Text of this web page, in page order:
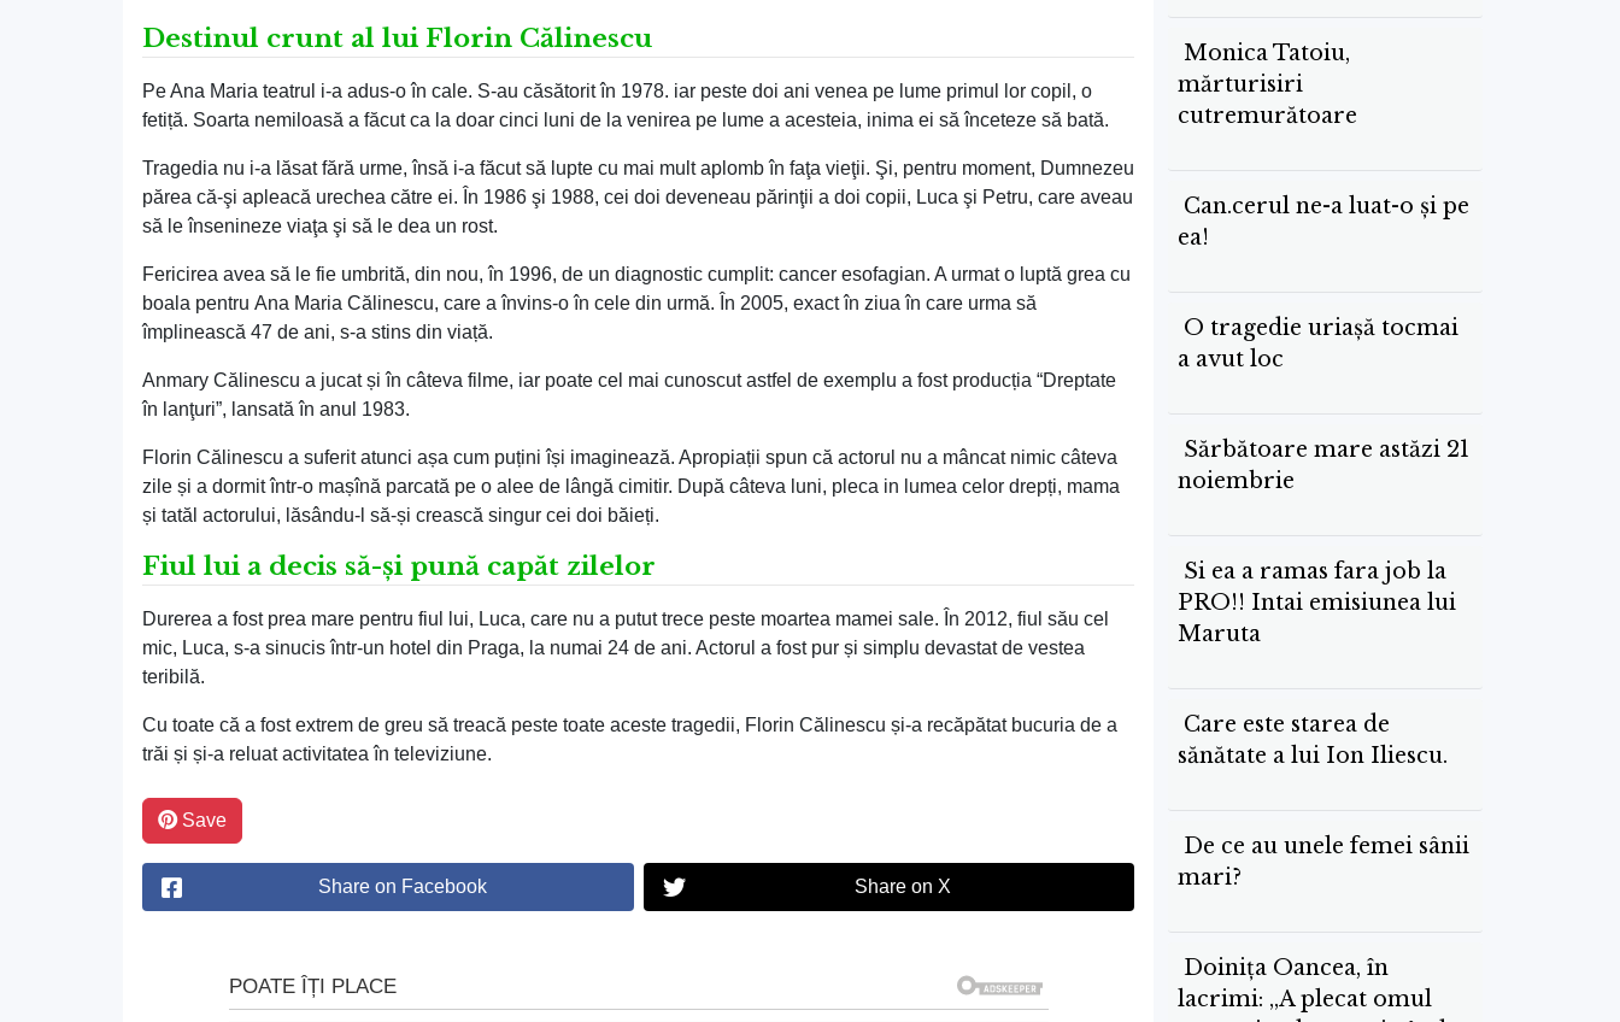
Destinul crunt al lui Florin Călinescu
Pe Ana Maria teatrul i-a adus-o în cale. S-au căsătorit în 1978. iar peste doi ani venea pe lume primul lor copil, o
fetiță. Soarta nemiloasă a făcut ca la doar cinci luni de la venirea pe lume a acesteia, inima ei să înceteze să bată.
Tragedia nu i-a lăsat fără urme, însă i-a făcut să lupte cu mai mult aplomb în faţa vieţii. Şi, pentru moment, Dumnezeu
părea că-şi apleacă urechea către ei. În 1986 şi 1988, cei doi deveneau părinţii a doi copii, Luca şi Petru, care aveau
să le însenineze viaţa şi să le dea un rost.
Fericirea avea să le fie umbrită, din nou, în 1996, de un diagnostic cumplit: cancer esofagian. A urmat o luptă grea cu
boala pentru Ana Maria Călinescu, care a învins-o în cele din urmă. În 2005, exact în ziua în care urma să
împlinească 47 de ani, s-a stins din viață.
Anmary Călinescu a jucat și în câteva filme, iar poate cel mai cunoscut astfel de exemplu a fost producția “Dreptate
în lanţuri”, lansată în anul 1983.
Florin Călinescu a suferit atunci așa cum puțini își imaginează. Apropiații spun că actorul nu a mâncat nimic câteva
zile și a dormit într-o mașînă parcată pe o alee de lângă cimitir. După câteva luni, pleca in lumea celor drepți, mama
și tatăl actorului, lăsându-l să-și crească singur cei doi băieți.
Fiul lui a decis să-și pună capăt zilelor
Durerea a fost prea mare pentru fiul lui, Luca, care nu a putut trece peste moartea mamei sale. În 2012, fiul său cel
mic, Luca, s-a sinucis într-un hotel din Praga, la numai 24 de ani. Actorul a fost pur și simplu devastat de vestea
teribilă.
Cu toate că a fost extrem de greu să treacă peste toate aceste tragedii, Florin Călinescu și-a recăpătat bucuria de a
trăi și și-a reluat activitatea în televiziune.
Save
Share on Facebook Share on X
Monica Tatoiu,
mărturisiri
cutremurătoare
Can.cerul ne-a luat-o și pe
ea!
O tragedie uriașă tocmai
a avut loc
Sărbătoare mare astăzi 21
noiembrie
Si ea a ramas fara job la
PRO!! Intai emisiunea lui
Maruta
Care este starea de
sănătate a lui Ion Iliescu.
De ce au unele femei sânii
mari?
Doinița Oancea, în
lacrimi: „A plecat omul